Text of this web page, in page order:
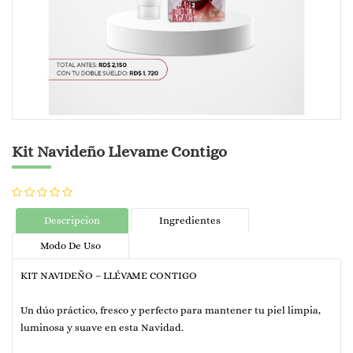
Kit Navideño Llevame Contigo
Descripcion Ingredientes
Modo De Uso
KIT NAVIDEÑO – LLÉVAME CONTIGO
Un dúo práctico, fresco y perfecto para mantener tu piel limpia,
luminosa y suave en esta Navidad.